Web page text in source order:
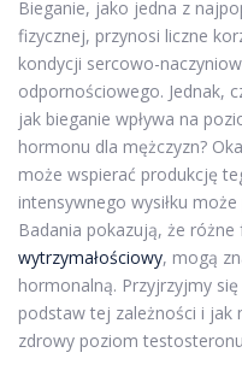
Bieganie, jako jedna z
fizycznej, przynosi liczne
kondycji sercowo-
odpornościowego. Jednak,
jak bieganie wpływa na
hormonu dla mężczyzn?
może wspierać produkcję
intensywnego wysiłku
Badania pokazują, że
wytrzymałościowy, mogą
hormonalną. Przyjrzyjmy
podstaw tej zależności i jak
zdrowy poziom